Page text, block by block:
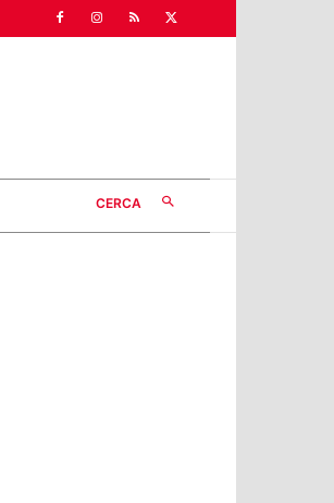
CERCA